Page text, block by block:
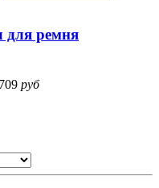
для ремня
709 руб